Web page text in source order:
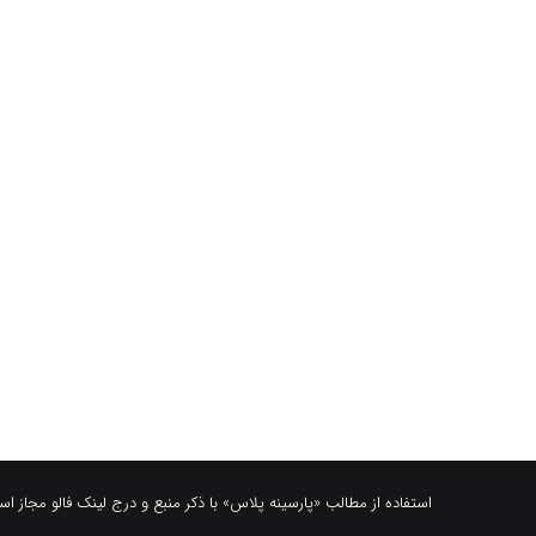
استفاده از مطالب «پارسینه پلاس» با ذکر منبع و درج لینک فالو مجاز